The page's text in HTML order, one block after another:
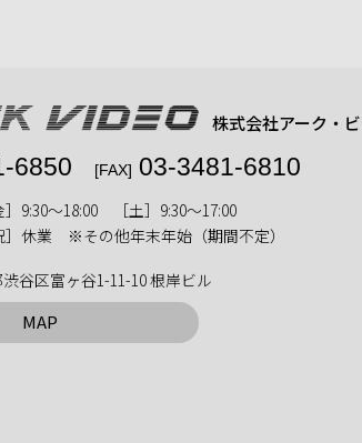
株式会社アーク・
6850 [FAX] 03-3481-6810
］9:30〜18:00 ［土］9:30〜17:00
］休業 ※その他年末年始（期間不定）
谷区富ヶ谷1-11-10 根岸ビル
MAP